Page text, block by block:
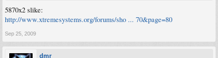
5870x2 slike:
http://www.xtremesystems.org/forums/sho ... 70&page=80
Sep 25, 2009
dmr